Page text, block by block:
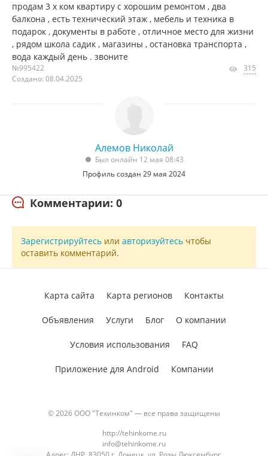
продам 3 х ком квартиру с хорошим ремонтом , два
балкона , есть технический этаж , мебель и техника в
подарок , документы в работе , отличное место для жизни
, рядом школа садик , магазины , остановка транспорта ,
вода каждый день . звоните
№995422
Создано: 08.04.2025
315
Алемов Николай
Был онлайн 12 мая 08:43
Профиль создан 29 мая 2024
Комментарии: 0
Зарегистрируйтесь или авторизуйтесь чтобы
оставить комментарий.
© 2026 ООО "Техинком" — все права защищены
http://tehinkome.ru
info@tehinkome.ru
Карта сайта Карта регионов Контакты
Объявления Услуги Блог О компании
Условия использования FAQ
Приложение для Android Компании